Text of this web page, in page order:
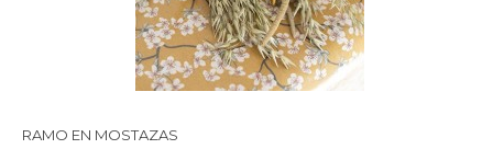
RAMO EN MOSTAZAS